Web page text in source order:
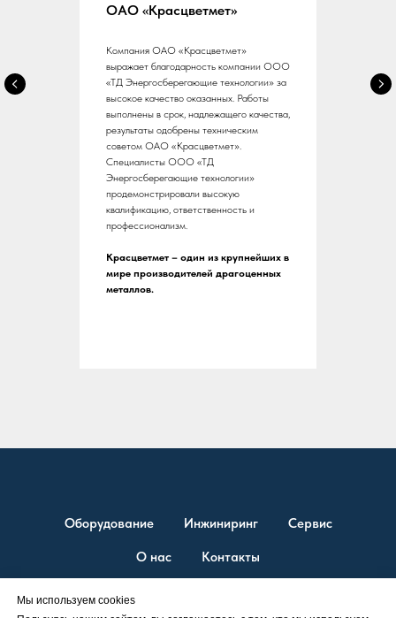
ОАО «Красцветмет»
Компания ОАО «Красцветмет»
выражает благодарность компании ООО
«ТД Энергосберегающие технологии» за
высокое качество оказанных. Работы
выполнены в срок, надлежащего качества,
результаты одобрены техническим
советом ОАО «Красцветмет».
Специалисты ООО «ТД
Энергосберегающие технологии»
продемонстрировали высокую
квалификацию, ответственность и
профессионализм.
Красцветмет – один из крупнейших в
мире производителей драгоценных
металлов.
Оборудование Инжиниринг Сервис
О нас Контакты
Мы используем cookies